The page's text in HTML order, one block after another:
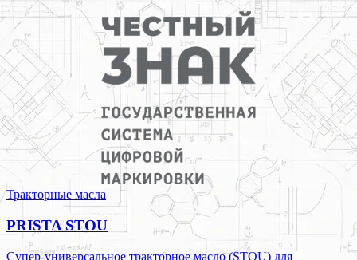
Тракторные масла
PRISTA STOU
Супер-универсальное тракторное масло (STOU) для